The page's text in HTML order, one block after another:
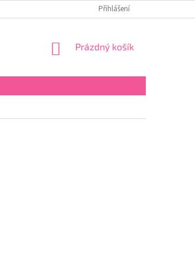
Přihlášení
NÁKUPNÍ
Prázdný košík